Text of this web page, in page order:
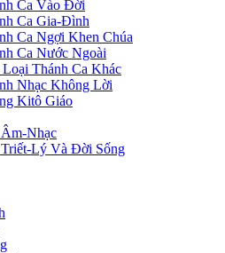
Ca Vào Đời
Ca Gia-Đình
Ca Ngợi Khen Chúa
Ca Nước Ngoài
Loại Thánh Ca Khác
Nhạc Không Lời
Kitô Giáo
Nhạc
Lý Và Đời Sống